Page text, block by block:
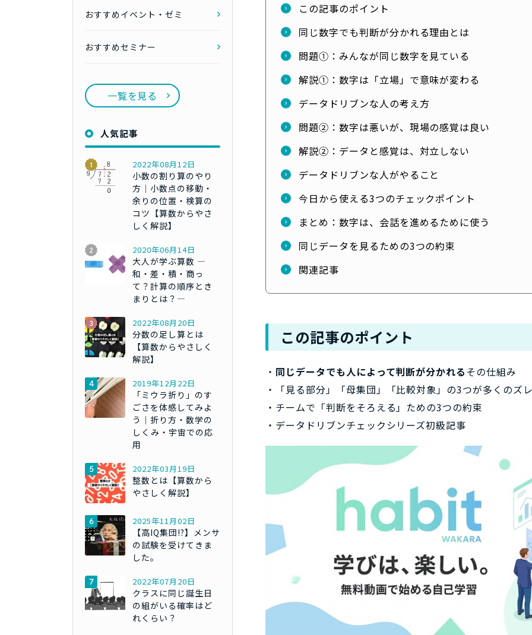
この記事のポイント
同じ数字でも判断が分かれる理由とは
問題①：みんなが同じ数字を見ている
解説①：数字は「立場」で意味が変わる
データドリブンな人の考え方
問題②：数字は悪いが、現場の感覚は良い
解説②：データと感覚は、対立しない
データドリブンな人がやること
今日から使える3つのチェックポイント
まとめ：数字は、会話を進めるために使う
同じデータを見るための3つの約束
関連記事
この記事のポイント
・ 同じデータでも人によって判断が分かれるその仕組み
・「見る部分」「母集団」「比較対象」の3つが多くのズ
・チームで「判断をそろえる」ための3つの約束
・データドリブンチェックシリーズ初級記事
おすすめイベント・ゼミ
おすすめセミナー
一覧を見る
人気記事
2022年08月12日
小数の割り算のやり
方｜小数点の移動・
余りの位置・検算の
コツ【算数からやさ
しく解説】
2020年06月14日
大人が学ぶ算数 ―
和・差・積・商っ
て？計算の順序とき
まりとは？―
2022年08月20日
分数の足し算とは
【算数からやさしく
解説】
2019年12月22日
「ミウラ折り」のす
ごさを体感してみよ
う｜折り方・数学の
しくみ・宇宙での応
用
2022年03月19日
整数とは【算数から
やさしく解説】
2025年11月02日
【高IQ集団!?】メンサ
の試験を受けてきま
した。
2022年07月20日
クラスに同じ誕生日
の組がいる確率はど
れくらい？